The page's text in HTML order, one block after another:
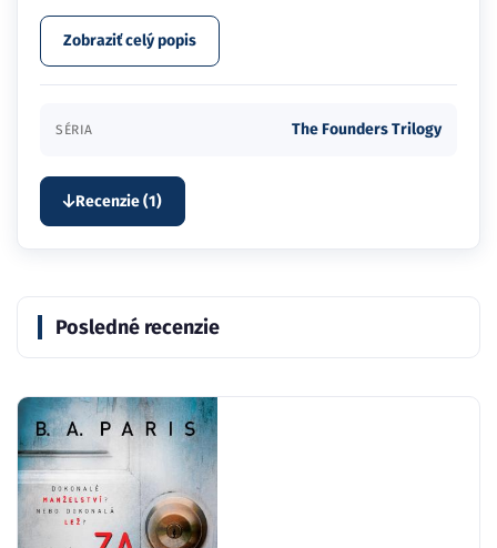
Zobraziť celý popis
SÉRIA The Founders Trilogy
Recenzie (1)
Posledné recenzie